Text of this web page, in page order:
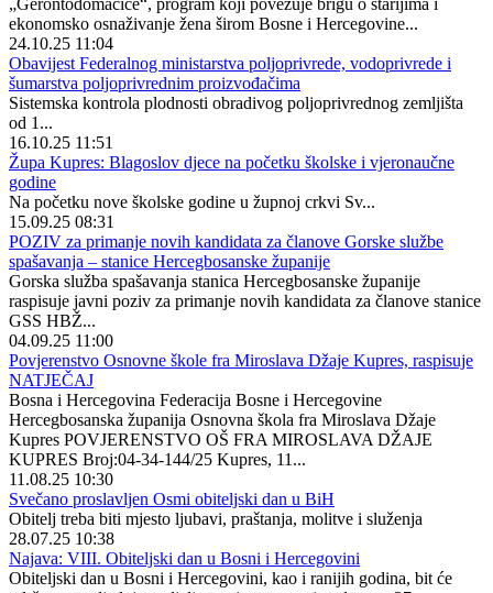
„Gerontodomaćice“, program koji povezuje brigu o starijima i
ekonomsko osnaživanje žena širom Bosne i Hercegovine...
24.10.25 11:04
Obavijest Federalnog ministarstva poljoprivrede, vodoprivrede i
šumarstva poljoprivrednim proizvođačima
Sistemska kontrola plodnosti obradivog poljoprivrednog zemljišta
od 1...
16.10.25 11:51
Župa Kupres: Blagoslov djece na početku školske i vjeronaučne
godine
Na početku nove školske godine u župnoj crkvi Sv...
15.09.25 08:31
POZIV za primanje novih kandidata za članove Gorske službe
spašavanja – stanice Hercegbosanske županije
Gorska služba spašavanja stanica Hercegbosanske županije
raspisuje javni poziv za primanje novih kandidata za članove stanice
GSS HBŽ...
04.09.25 11:00
Povjerenstvo Osnovne škole fra Miroslava Džaje Kupres, raspisuje
NATJEČAJ
Bosna i Hercegovina Federacija Bosne i Hercegovine
Hercegbosanska županija Osnovna škola fra Miroslava Džaje
Kupres POVJERENSTVO OŠ FRA MIROSLAVA DŽAJE
KUPRES Broj:04-34-144/25 Kupres, 11...
11.08.25 10:30
Svečano proslavljen Osmi obiteljski dan u BiH
Obitelj treba biti mjesto ljubavi, praštanja, molitve i služenja
28.07.25 10:38
Najava: VIII. Obiteljski dan u Bosni i Hercegovini
Obiteljski dan u Bosni i Hercegovini, kao i ranijih godina, bit će